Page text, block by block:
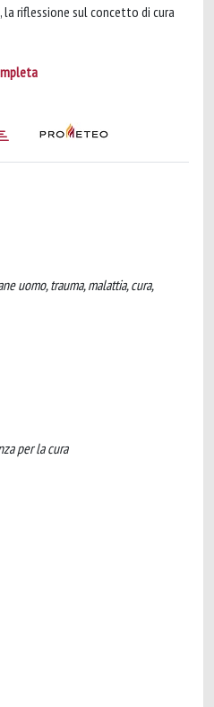
riflessione sul concetto di cura
uomo, trauma, malattia, cura,
per la cura